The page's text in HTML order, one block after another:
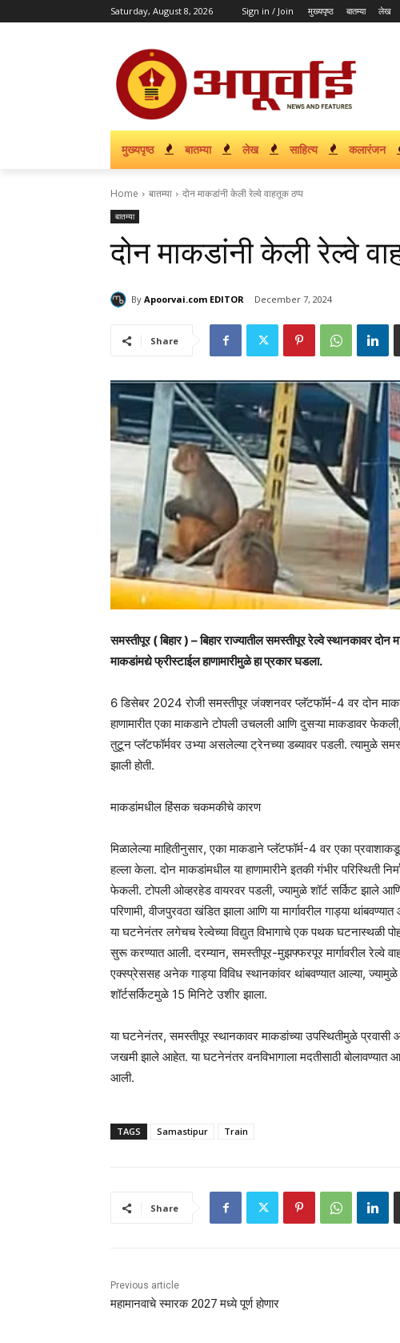
Saturday, August 8, 2026 Sign in / Join मुख्यपृष्ठ बातम्या लेख
मुख्यपृष्ठ बातम्या लेख साहित्य कलारंजन
Home बातम्या दोन माकडांनी केली रेल्वे वाहतूक ठप्प
बातम्या
दोन माकडांनी केली रेल्वे
By Apoorvai.com EDITOR December 7, 2024
Share
समस्तीपूर ( बिहार ) – बिहार राज्यातील समस्तीपूर रेल्वे स्थानकावर दोन
माकडांमद्ये फ्रीस्टाईल हाणामारीमुळे हा प्रकार घडला.
6 डिसेबर 2024 रोजी समस्तीपूर जंक्शनवर प्लॅटफॉर्म-4 वर दोन
हाणामारीत एका माकडाने टोपली उचलली आणि दुसऱ्या माकडावर
तुटून प्लॅटफॉर्मवर उभ्या असलेल्या ट्रेनच्या डब्यावर पडली. त्यामुळे
झाली होती.
माकडांमधील हिंसक चकमकीचे कारण
मिळालेल्या माहितीनुसार, एका माकडाने प्लॅटफॉर्म-4 वर एका
हल्ला केला. दोन माकडांमधील या हाणामारीने इतकी गंभीर परिस्थिती
फेकली. टोपली ओव्हरहेड वायरवर पडली, ज्यामुळे शॉर्ट सर्किट झाले
परिणामी, वीजपुरवठा खंडित झाला आणि या मार्गावरील गाड्या थांबवण्यात
या घटनेनंतर लगेचच रेल्वेच्या विद्युत विभागाचे एक पथक घटनास्थळी
सुरू करण्यात आली. दरम्यान, समस्तीपूर-मुझफ्फरपूर मार्गावरील रेल्वे
एक्स्प्रेससह अनेक गाड्या विविध स्थानकांवर थांबवण्यात आल्या,
शॉर्टसर्किटमुळे 15 मिनिटे उशीर झाला.
या घटनेनंतर, समस्तीपूर स्थानकावर माकडांच्या उपस्थितीमुळे
जखमी झाले आहेत. या घटनेनंतर वनविभागाला मदतीसाठी बोलावण्यात
आली.
TAGS Samastipur Train
Share
Previous article
महामानवाचे स्मारक 2027 मध्ये पूर्ण होणार